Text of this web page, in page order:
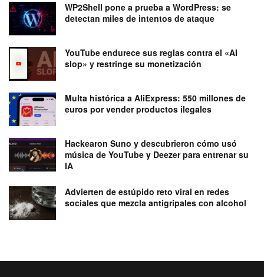
WP2Shell pone a prueba a WordPress: se
detectan miles de intentos de ataque
YouTube endurece sus reglas contra el «AI
slop» y restringe su monetización
Multa histórica a AliExpress: 550 millones de
euros por vender productos ilegales
Hackearon Suno y descubrieron cómo usó
música de YouTube y Deezer para entrenar su
IA
Advierten de estúpido reto viral en redes
sociales que mezcla antigripales con alcohol